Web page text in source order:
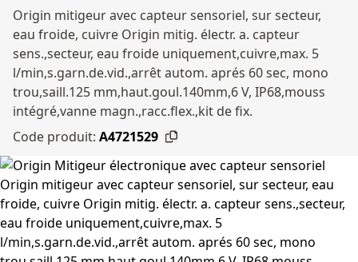
Origin mitigeur avec capteur sensoriel, sur secteur,
eau froide, cuivre Origin mitig. électr. a. capteur
sens.,secteur, eau froide uniquement,cuivre,max. 5
l/min,s.garn.de.vid.,arrêt autom. aprés 60 sec, mono
trou,saill.125 mm,haut.goul.140mm,6 V, IP68,mouss
intégré,vanne magn.,racc.flex.,kit de fix.
Code produit: A4721529